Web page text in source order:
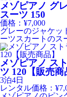
メゾピアノ グ
スーツ 150
価格：¥7,000
グレーのジャケッ
ーツスカートのス
メゾピアノ ス
ツ 120【販売商
3泊4日
レンタル価格：